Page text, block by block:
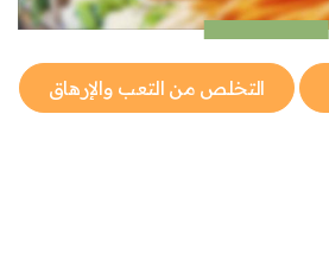
التخلص من التعب والإرهاق